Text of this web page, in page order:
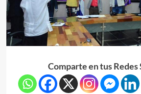
Comparte en tus Redes